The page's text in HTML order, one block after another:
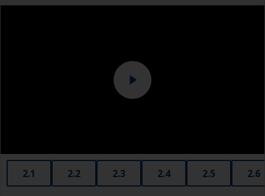
Overalls
2.1 2.2 2.3 2.4 2.5 2.6